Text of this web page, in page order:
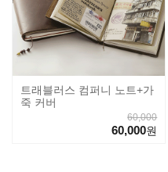
트래블러스 컴퍼니 노트+가
죽 커버
60,000
60,000원